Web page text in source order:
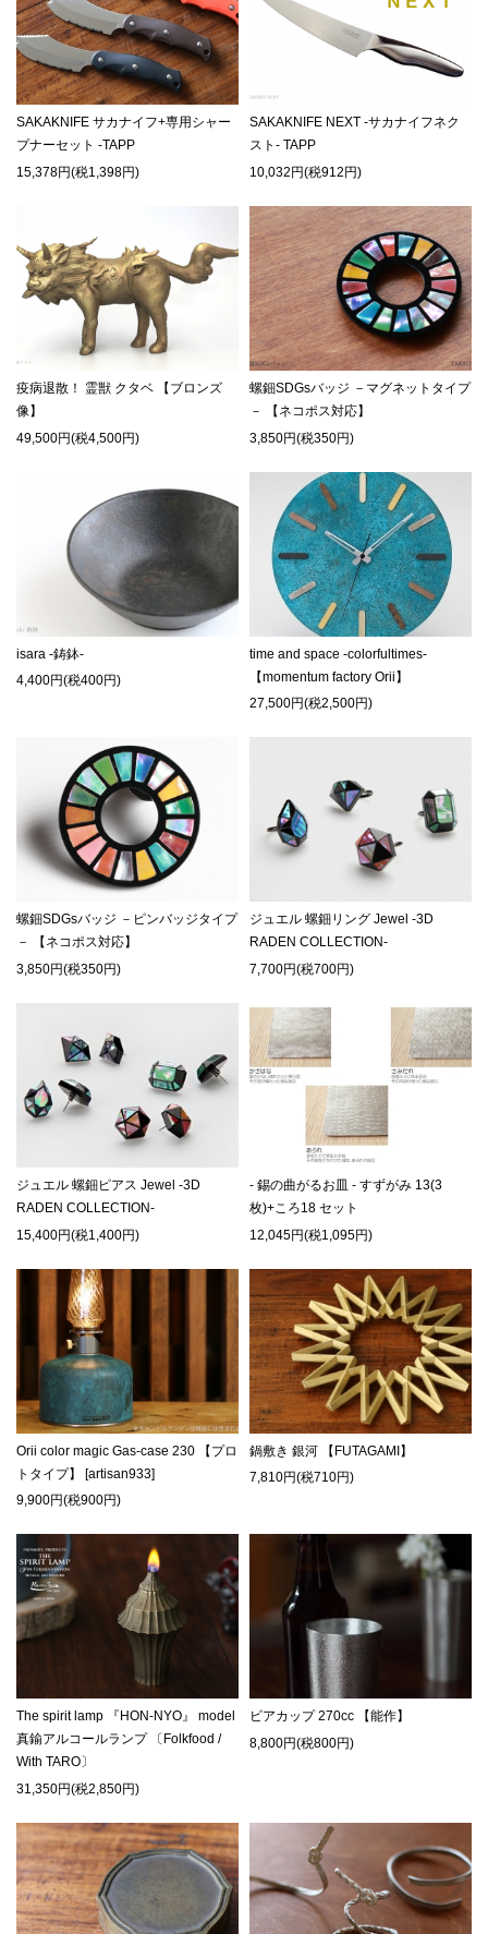
SAKAKNIFE サカナイフ+専用シャー
プナーセット -TAPP
15,378円(税1,398円)
SAKAKNIFE NEXT -サカナイフネク
スト- TAPP
10,032円(税912円)
疫病退散！ 霊獣 クタベ 【ブロンズ
像】
49,500円(税4,500円)
螺鈿SDGsバッジ －マグネットタイプ
－ 【ネコポス対応】
3,850円(税350円)
isara -鋳鉢-
4,400円(税400円)
time and space -colorfultimes-
【momentum factory Orii】
27,500円(税2,500円)
螺鈿SDGsバッジ －ピンバッジタイプ
－ 【ネコポス対応】
3,850円(税350円)
ジュエル 螺鈿リング Jewel -3D
RADEN COLLECTION-
7,700円(税700円)
ジュエル 螺鈿ピアス Jewel -3D
RADEN COLLECTION-
15,400円(税1,400円)
- 錫の曲がるお皿 - すずがみ 13(3
枚)+ころ18 セット
12,045円(税1,095円)
Orii color magic Gas-case 230 【プロ
トタイプ】 [artisan933]
9,900円(税900円)
鍋敷き 銀河 【FUTAGAMI】
7,810円(税710円)
The spirit lamp 『HON-NYO』 model
真鍮アルコールランプ 〔Folkfood /
With TARO〕
31,350円(税2,850円)
ビアカップ 270cc 【能作】
8,800円(税800円)